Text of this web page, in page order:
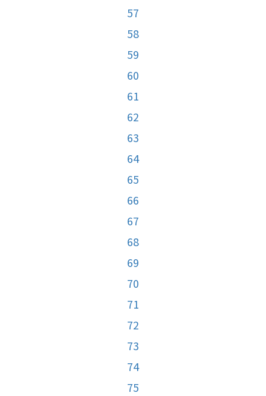
57
58
59
60
61
62
63
64
65
66
67
68
69
70
71
72
73
74
75